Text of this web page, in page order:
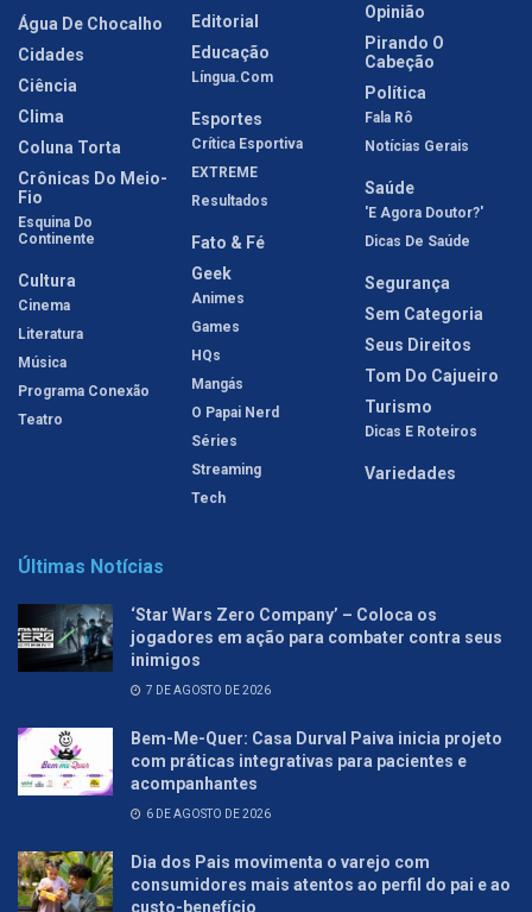
Água De Chocalho
Cidades
Ciência
Clima
Coluna Torta
Crônicas Do Meio-
Fio
Esquina Do
Continente
Cultura
Cinema
Literatura
Música
Programa Conexão
Teatro
Editorial
Educação
Língua.com
Esportes
Crítica Esportiva
EXTREME
Resultados
Fato & Fé
Geek
Animes
Games
HQs
Mangás
O Papai Nerd
Séries
Streaming
Tech
Opinião
Pirando O
Cabeção
Política
Fala Rô
Notícias Gerais
Saúde
'E Agora Doutor?'
Dicas De Saúde
Segurança
Sem Categoria
Seus Direitos
Tom Do Cajueiro
Turismo
Dicas E Roteiros
Variedades
Últimas Notícias
‘Star Wars Zero Company’ – Coloca os
jogadores em ação para combater contra seus
inimigos
7 DE AGOSTO DE 2026
Bem-Me-Quer: Casa Durval Paiva inicia projeto
com práticas integrativas para pacientes e
acompanhantes
6 DE AGOSTO DE 2026
Dia dos Pais movimenta o varejo com
consumidores mais atentos ao perfil do pai e ao
custo-benefício